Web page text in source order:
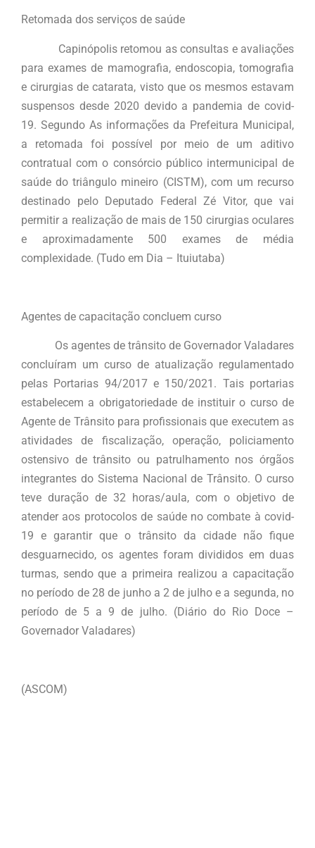
Retomada dos serviços de saúde
Capinópolis retomou as consultas e avaliações
para exames de mamografia, endoscopia, tomografia
e cirurgias de catarata, visto que os mesmos estavam
suspensos desde 2020 devido a pandemia de covid-
19. Segundo As informações da Prefeitura Municipal,
a retomada foi possível por meio de um aditivo
contratual com o consórcio público intermunicipal de
saúde do triângulo mineiro (CISTM), com um recurso
destinado pelo Deputado Federal Zé Vitor, que vai
permitir a realização de mais de 150 cirurgias oculares
e aproximadamente 500 exames de média
complexidade. (Tudo em Dia – Ituiutaba)
Agentes de capacitação concluem curso
Os agentes de trânsito de Governador Valadares
concluíram um curso de atualização regulamentado
pelas Portarias 94/2017 e 150/2021. Tais portarias
estabelecem a obrigatoriedade de instituir o curso de
Agente de Trânsito para profissionais que executem as
atividades de fiscalização, operação, policiamento
ostensivo de trânsito ou patrulhamento nos órgãos
integrantes do Sistema Nacional de Trânsito. O curso
teve duração de 32 horas/aula, com o objetivo de
atender aos protocolos de saúde no combate à covid-
19 e garantir que o trânsito da cidade não fique
desguarnecido, os agentes foram divididos em duas
turmas, sendo que a primeira realizou a capacitação
no período de 28 de junho a 2 de julho e a segunda, no
período de 5 a 9 de julho. (Diário do Rio Doce –
Governador Valadares)
(ASCOM)